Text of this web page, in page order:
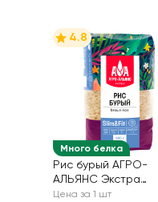
Много белка
4.8
Рис бурый АГРО-
АЛЬЯНС Экстра
Slim&Fit,
Цена за 1 шт